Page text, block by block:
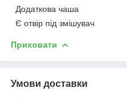
Додаткова чаша
Є отвір під змішувач
Приховати
Умови доставки